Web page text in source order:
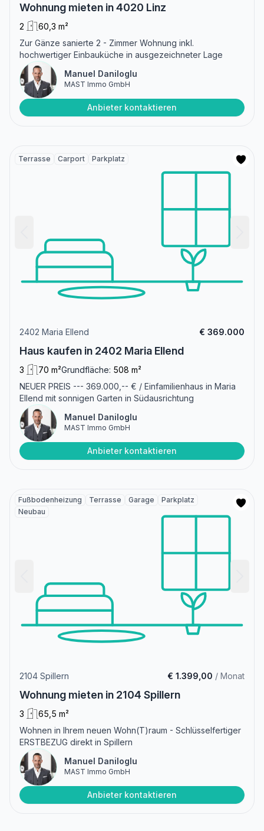
Wohnung mieten in 4020 Linz
2
60,3 m²
Zur Gänze sanierte 2 - Zimmer Wohnung inkl.
hochwertiger Einbauküche in ausgezeichneter Lage
Manuel Daniloglu
MAST Immo GmbH
Anbieter kontaktieren
Terrasse Carport Parkplatz
2402 Maria Ellend € 369.000
Haus kaufen in 2402 Maria Ellend
3 70 m²Grundfläche: 508 m²
NEUER PREIS --- 369.000,-- € / Einfamilienhaus in Maria
Ellend mit sonnigen Garten in Südausrichtung
Manuel Daniloglu
MAST Immo GmbH
Anbieter kontaktieren
Fußbodenheizung Terrasse Garage
Parkplatz
Neubau
2104 Spillern € 1.399,00 / Monat
Wohnung mieten in 2104 Spillern
3
65,5 m²
Wohnen in Ihrem neuen Wohn(T)raum - Schlüsselfertiger
ERSTBEZUG direkt in Spillern
Manuel Daniloglu
MAST Immo GmbH
Anbieter kontaktieren